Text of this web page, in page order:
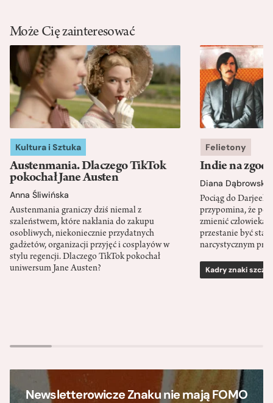
Może Cię zainteresować
Kultura i Sztuka
Austenmania. Dlaczego TikTok
pokochał Jane Austen
Anna Śliwińska
Austenmania graniczy dziś niemal z
szaleństwem, które nakłania do zakupu
osobliwych, niekoniecznie przydatnych
gadżetów, organizacji przyjęć i cosplayów w
stylu regencji. Dlaczego TikTok pokochał
uniwersum Jane Austen?
Felietony
Indie na
Diana Dąbrowska
Pociąg do
przypomina, że
zmienić człowieka
przestanie być
narcystycznym
Kadry znaki
Newsletterowicze Znaku nie mają FOMO